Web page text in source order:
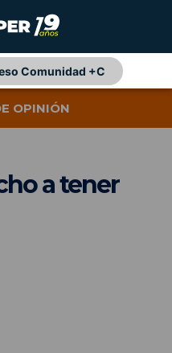
Comunidad +C
OPINIÓN
a tener